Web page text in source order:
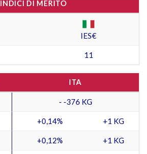
INDICI DI MERITO
IES€
11
ITA
- -376 KG
+0,14% +1 KG
+0,12% +1 KG